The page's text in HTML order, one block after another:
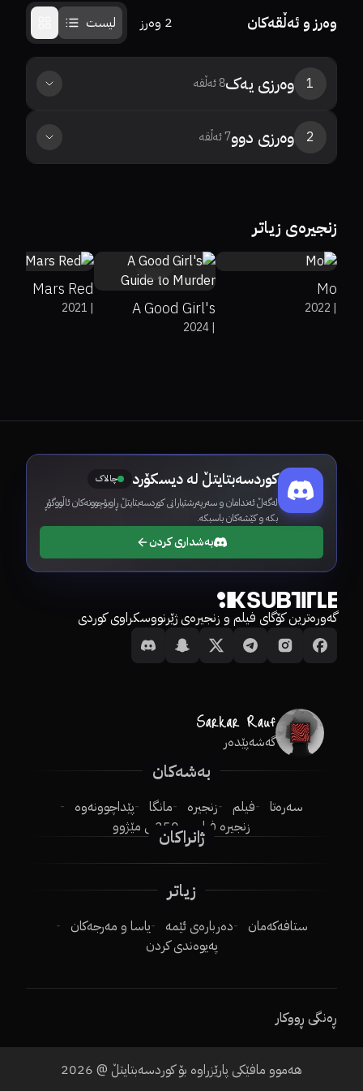
وەرز و ئەڵقەکان 2 وەرز لیست
1 وەرزی یەک8ئەڵقە
2 وەرزی دوو7ئەڵقە
زنجیرەی زیاتر
7.6
0%
0%
Mo
|
2022
6.8
A Good Girl's
Guide to Murder|
2024
Mars Red
|
2021
کوردسەبتایتڵ لە دیسکۆرد چالاک
لەگەڵ ئەندامان و سەرپەرشتیارانی کوردسەبتایتڵ ڕاوبۆچوونەکان ئاڵووگۆڕ
بکە و کێشەکان باسبکە.
بەشداری کردن
گەورەترین کۆگای فیلم و زنجیرەی ژێرنووسکراوی کوردی
گەشەپێدەر
بەشەکان
سەرەتا فیلم زنجیرە مانگا
پێداچوونەوە
زنجیرە فیلم
250ـی مێژوو
ژانراکان
زیاتر
ستافەکەمان دەربارەی ئێمە
یاسا و مەرجەکان
پەیوەندی کردن
ڕەنگی ڕووکار
هەموو مافێکی پارێزراوە بۆ کوردسەبتایتڵ @ 2026